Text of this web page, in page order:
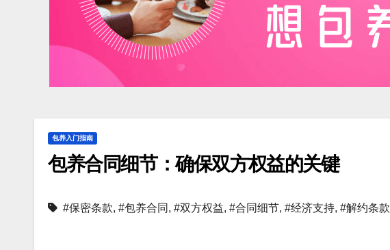
包养入门指南
包养合同细节：确保双方权益的关键
#保密条款, #包养合同 , #双方权益, #合同细节, #经济支持, #解约条款